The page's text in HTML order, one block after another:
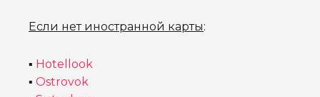
Если нет иностранной карты:
▪ Hotellook
▪ Ostrovok